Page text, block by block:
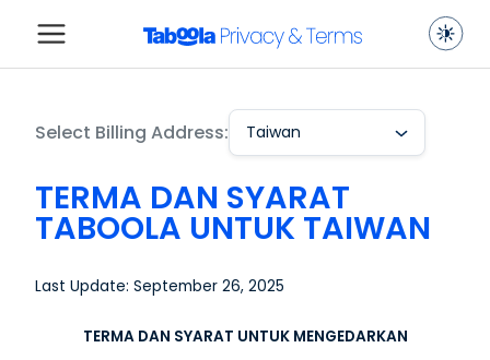
Select Billing Address: Taiwan
TERMA DAN SYARAT
TABOOLA UNTUK TAIWAN
Last Update: September 26, 2025
TERMA DAN SYARAT UNTUK MENGEDARKAN